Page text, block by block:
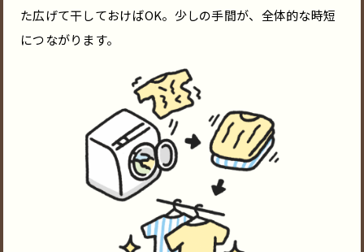
た広げて干しておけばOK。少しの手間が、全体的な時短
につながります。